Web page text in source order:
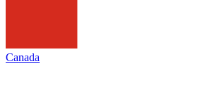
Canada